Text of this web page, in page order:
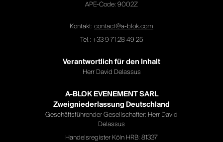
APE-Code: 9002Z
Kontakt: contact@a-blok.com
Tel.: +33 9 71 28 49 25
Verantwortlich für den Inhalt
Herr David Delassus
A-BLOK EVENEMENT SARL
Zweigniederlassung Deutschland
Geschäftsführender Gesellschafter: Herr David
Delassus
Handelsregister Köln HRB: 81337